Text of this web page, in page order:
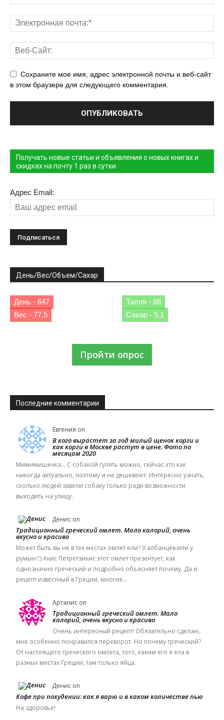
Сохраните мое имя, адрес электронной почты и веб-сайт
в этом браузере для следующего комментария.
Получать новые статьи и объявления о новых книгах и
скидках на почту 1 раз в сутки
Адрес Email:
День/Вес/Объем/Сахар
День - 647
Вес - 77,5
Талия - 88
Сахар - 5,1
Пройти опрос
Последние комментарии
Евгения on
В кого вырастет за год милый щенок корги и
как корги в Москве растут в цене. Фото по
месяцам 2020
Мимимишечка... С собакой гулять можно, сейчас это как
никогда актуально, поэтому и не дешевеют. Интересно узнать,
сколько людей завели собаку только ради возможности
выходить на улицу.
Денис on
Традиционный греческий омлет. Мало калорий, очень
вкусно и красиво
Может быть вы не в тех местах омлет ели? У албанцев или у
румын?:) Акис Петретзикис этот омлет презентует, как
однозначно греческий и подробно объясняет почему. Да и
рецепт известный в Греции, многие…
Артанис on
Традиционный греческий омлет. Мало
калорий, очень вкусно и красиво
Очень интересный рецепт! Обязательно сделаю,
мне особенно понравился переворот. Но почему греческий?
От настоящего греческого омлета, того, каким его я ела в
разных местах Греции, там только яйца.
Денис on
Кофе при похудении: как я варю и в каком количестве пью
На здоровье!